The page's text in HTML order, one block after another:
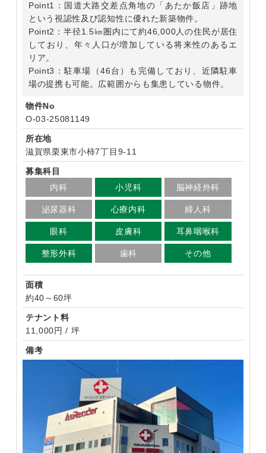
Point1：国道大路交差点角地の「あたか飯店」跡地
という視認性及び認知性に優れた新築物件。
Point2：半径1.5㎞圏内にて約46,000人の住民が居住
しており、年々人口が増加している将来性のあるエ
リア。
Point3：駐車場（46台）も完備しており、近隣駐車
場の提携も可能。広範囲からも集患している物件。
物件No
O-03-25081149
所在地
滋賀県栗東市小柿7丁目9-11
募集科目
内科
小児科 脳神経外科
泌尿器科 心療内科 婦人科
眼科 皮膚科 耳鼻咽喉科
整形外科 歯科 その他
面積
約40～60坪
テナント料
11,000円 / 坪
備考